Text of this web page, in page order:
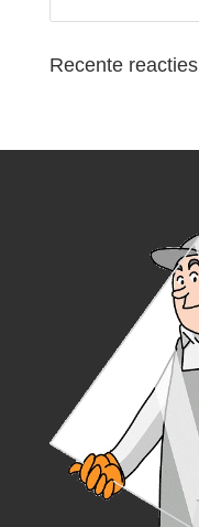
Recente reacties